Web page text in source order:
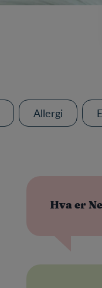
Allergi
Hva er